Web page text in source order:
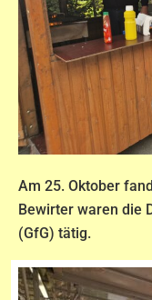
Am 25. Oktober
Bewirter waren die
(GfG) tätig.